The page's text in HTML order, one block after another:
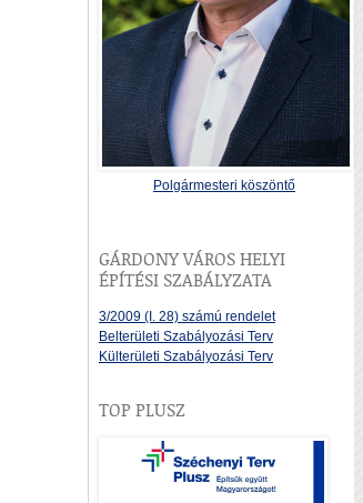
Polgármesteri köszöntő
GÁRDONY VÁROS HELYI
ÉPÍTÉSI SZABÁLYZATA
3/2009 (I. 28) számú rendelet
Belterületi Szabályozási Terv
Külterületi Szabályozási Terv
TOP PLUSZ